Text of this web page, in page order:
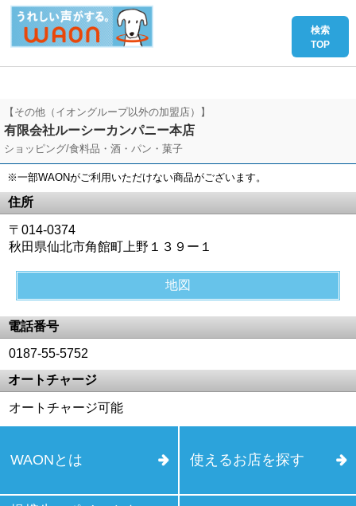
【その他（イオングループ以外の加盟店）】
有限会社ルーシーカンパニー本店
ショッピング/食料品・酒・パン・菓子
※一部WAONがご利用いただけない商品がございます。
住所
〒014-0374
秋田県仙北市角館町上野１３９ー１
地図
電話番号
0187-55-5752
オートチャージ
オートチャージ可能